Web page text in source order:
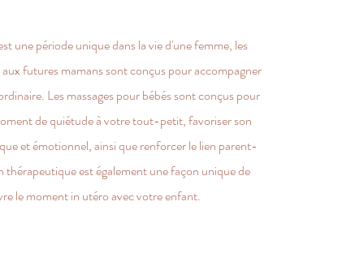
une période unique dans la vie d'une femme, les
aux futures mamans sont conçus pour accompagner
Les massages pour bébés sont conçus pour
de quiétude à votre tout-petit, favoriser son
et émotionnel, ainsi que renforcer le lien parent-
thérapeutique est également une façon unique de
le moment in utéro avec votre enfant.